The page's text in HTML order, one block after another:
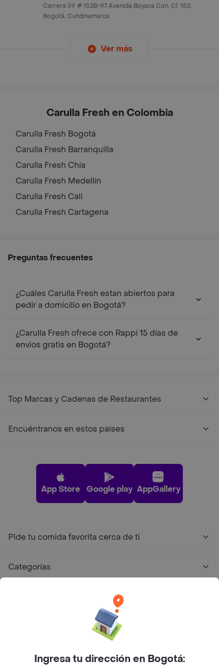
Carrera 59 # 152B-97 Avenida Boyaca Con, Cl. 152,
Bogotá, Cundinamarca
Ver más
Carulla Fresh en Colombia
Carulla Fresh Bogotá
Carulla Fresh Barranquilla
Carulla Fresh Chía
Carulla Fresh Medellín
Carulla Fresh Cali
Carulla Fresh Cartagena
Preguntas frecuentes
¿Cuáles Carulla Fresh estan abiertos para
pedir a domicilio en Bogotá?
¿Carulla Fresh ofrece con Rappi 15 días de
envíos gratis en Bogotá?
Top Marcas y Cadenas de Restaurantes
Encuéntranos en estos países
App Store Google play AppGallery
Pide tu comida favorita cerca de ti
Categorías
Facebook
Twitter
Instagram
Ingresa tu dirección en Bogotá: